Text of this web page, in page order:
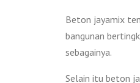
Beton jayamix
bangunan
sebagainya.
Selain itu beton